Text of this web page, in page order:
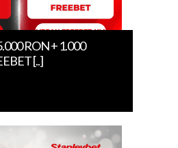
RON + 1.000
[..]